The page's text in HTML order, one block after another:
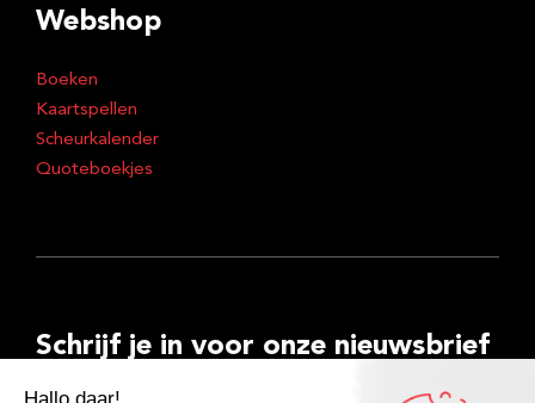
Webshop
Boeken
Kaartspellen
Scheurkalender
Quoteboekjes
Schrijf je in voor onze nieuwsbrief